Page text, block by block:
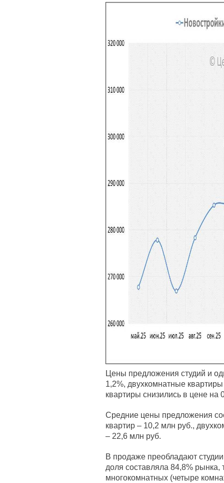
Цены предложения студий и
1,2%, двухкомнатные
квартиры снизились в цене на
Средние цены предложения
квартир – 10,2 млн руб.,
– 22,6 млн руб.
В продаже преобладают
доля составляла 84,8%
многокомнатных (четыре